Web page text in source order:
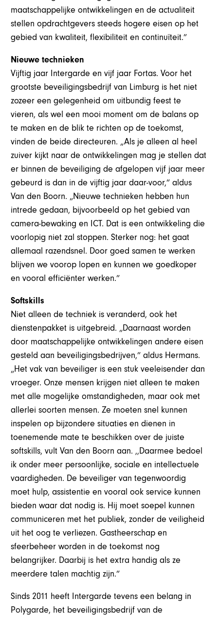
maatschappelijke ontwikkelingen en de actualiteit
stellen opdrachtgevers steeds hogere eisen op het
gebied van kwaliteit, flexibiliteit en continuïteit.”
Nieuwe technieken
Vijftig jaar Intergarde en vijf jaar Fortas. Voor het
grootste beveiligingsbedrijf van Limburg is het niet
zozeer een gelegenheid om uitbundig feest te
vieren, als wel een mooi moment om de balans op
te maken en de blik te richten op de toekomst,
vinden de beide directeuren. „Als je alleen al heel
zuiver kijkt naar de ontwikkelingen mag je stellen dat
er binnen de beveiliging de afgelopen vijf jaar meer
gebeurd is dan in de vijftig jaar daar-voor,” aldus
Van den Boorn. „Nieuwe technieken hebben hun
intrede gedaan, bijvoorbeeld op het gebied van
camera-bewaking en ICT. Dat is een ontwikkeling die
voorlopig niet zal stoppen. Sterker nog: het gaat
allemaal razendsnel. Door goed samen te werken
blijven we voorop lopen en kunnen we goedkoper
en vooral efficiënter werken.”
Softskills
Niet alleen de techniek is veranderd, ook het
dienstenpakket is uitgebreid. „Daarnaast worden
door maatschappelijke ontwikkelingen andere eisen
gesteld aan beveiligingsbedrijven,” aldus Hermans.
„Het vak van beveiliger is een stuk veeleisender dan
vroeger. Onze mensen krijgen niet alleen te maken
met alle mogelijke omstandigheden, maar ook met
allerlei soorten mensen. Ze moeten snel kunnen
inspelen op bijzondere situaties en dienen in
toenemende mate te beschikken over de juiste
softskills, vult Van den Boorn aan. ,,Daarmee bedoel
ik onder meer persoonlijke, sociale en intellectuele
vaardigheden. De beveiliger van tegenwoordig
moet hulp, assistentie en vooral ook service kunnen
bieden waar dat nodig is. Hij moet soepel kunnen
communiceren met het publiek, zonder de veiligheid
uit het oog te verliezen. Gastheerschap en
sfeerbeheer worden in de toekomst nog
belangrijker. Daarbij is het extra handig als ze
meerdere talen machtig zijn.”
Sinds 2011 heeft Intergarde tevens een belang in
Polygarde, het beveiligingsbedrijf van de